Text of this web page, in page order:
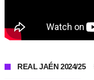
REAL JAÉN 2024/25